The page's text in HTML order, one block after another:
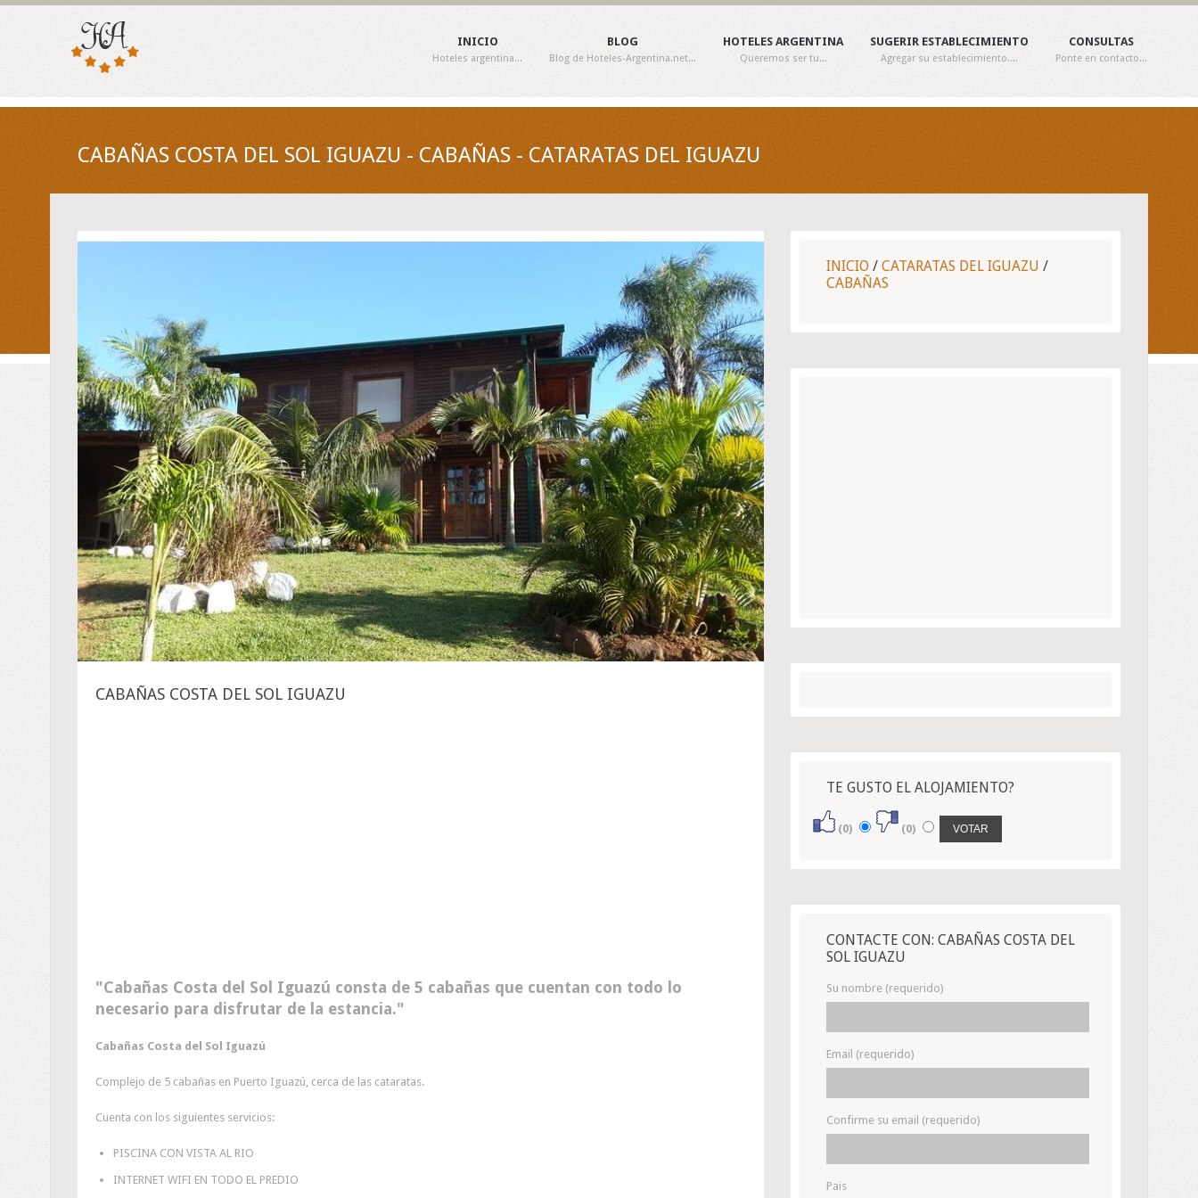
INICIO
Hoteles argentina...
BLOG
Blog de Hoteles-Argentina.net...
HOTELES ARGENTINA
Queremos ser tu...
SUGERIR ESTABLECIMIENTO
Agregar su establecimiento....
CONSULTAS
Ponte en contacto...
CABAÑAS COSTA DEL SOL IGUAZU - CABAÑAS - CATARATAS DEL IGUAZU
CABAÑAS COSTA DEL SOL IGUAZU
Cabañas Costa del Sol Iguazú consta de 5 cabañas que cuentan con todo lo
necesario para disfrutar de la estancia.
Cabañas Costa del Sol Iguazú
Complejo de 5 cabañas en Puerto Iguazú, cerca de las cataratas.
Cuenta con los siguientes servicios:
PISCINA CON VISTA AL RIO
INTERNET WIFI EN TODO EL PREDIO
INICIO / CATARATAS DEL IGUAZU /
CABAÑAS
TE GUSTO EL ALOJAMIENTO?
(0) (0)
CONTACTE CON: CABAÑAS COSTA DEL
SOL IGUAZU
Su nombre (requerido)
Email (requerido)
Confirme su email (requerido)
Pais